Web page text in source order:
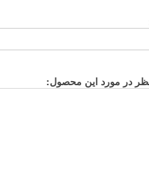
در مورد این محصول: